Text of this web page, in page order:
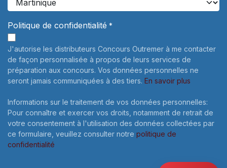
Politique de confidentialité *
J'autorise les distributeurs Concours Outremer à me contacter
de façon personnalisée à propos de leurs services de
préparation aux concours. Vos données personnelles ne
seront jamais communiquées à des tiers. En savoir plus
Informations sur le traitement de vos données personnelles:
Pour connaître et exercer vos droits, notamment de retrait de
votre consentement à l'utilisation des données collectées par
ce formulaire, veuillez consulter notre politique de
confidentialité